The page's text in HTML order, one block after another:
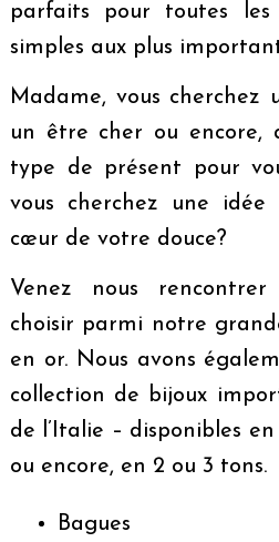
parfaits pour toutes les
simples aux plus
Madame, vous
un être cher ou encore,
type de présent pour
vous cherchez une
cœur de votre douce?
Venez nous
choisir parmi notre
en or. Nous avons
collection de bijoux
de l’Italie – disponibles
ou encore, en 2 ou 3 tons.
Bagues